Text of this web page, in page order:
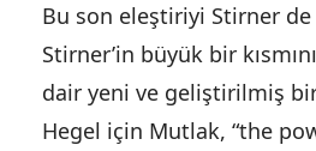
Bu son eleştiriyi Stirner de
Stirner’in büyük bir
dair yeni ve geliştirilmiş bir
Hegel için Mutlak, “the